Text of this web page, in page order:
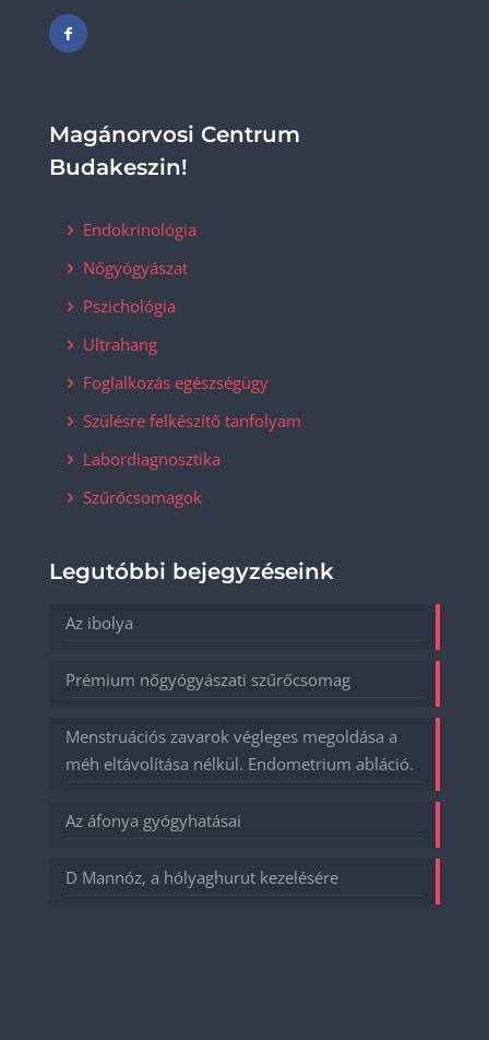
Magánorvosi Centrum
Budakeszin!
Endokrinológia
Nőgyógyászat
Pszichológia
Ultrahang
Foglalkozás egészségügy
Szülésre felkészítő tanfolyam
Labordiagnosztika
Szűrőcsomagok
Legutóbbi bejegyzéseink
Az ibolya
Prémium nőgyógyászati szűrőcsomag
Menstruációs zavarok végleges megoldása a
méh eltávolítása nélkül. Endometrium abláció.
Az áfonya gyógyhatásai
D Mannóz, a hólyaghurut kezelésére